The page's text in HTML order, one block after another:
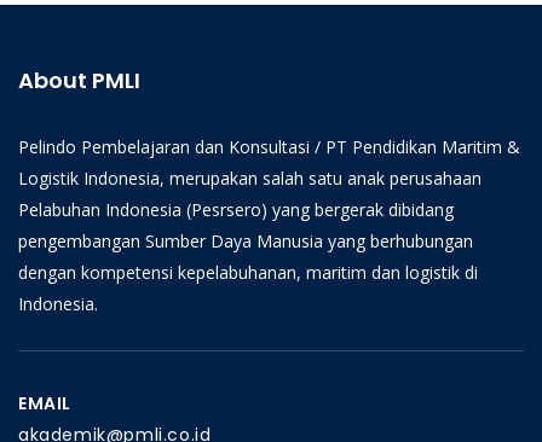
About PMLI
Pelindo Pembelajaran dan Konsultasi / PT Pendidikan Maritim &
Logistik Indonesia, merupakan salah satu anak perusahaan
Pelabuhan Indonesia (Pesrsero) yang bergerak dibidang
pengembangan Sumber Daya Manusia yang berhubungan
dengan kompetensi kepelabuhanan, maritim dan logistik di
Indonesia.
EMAIL
akademik@pmli.co.id